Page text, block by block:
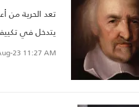
تعد الحرية من
يتدخل في
الحرية من غير
23 11:27 AM